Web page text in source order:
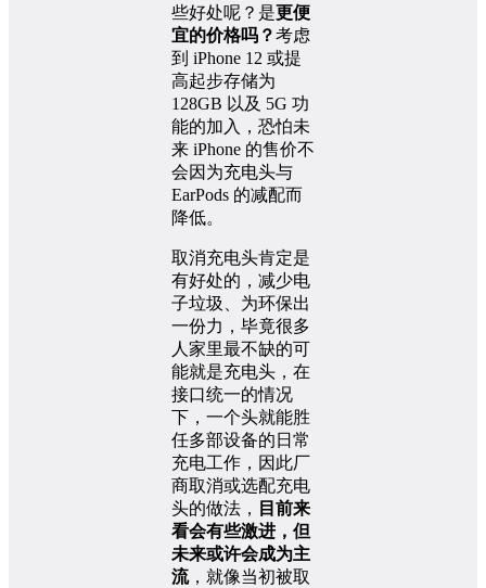
些好处呢？是更便
宜的价格吗？考虑
到 iPhone 12 或提
高起步存储为
128GB 以及 5G 功
能的加入，恐怕未
来 iPhone 的售价不
会因为充电头与
EarPods 的减配而
降低。
取消充电头肯定是
有好处的，减少电
子垃圾、为环保出
一份力，毕竟很多
人家里最不缺的可
能就是充电头，在
接口统一的情况
下，一个头就能胜
任多部设备的日常
充电工作，因此厂
商取消或选配充电
头的做法，
目前来
看会有些激进，但
未来或许会成为主
流，就像当初被取